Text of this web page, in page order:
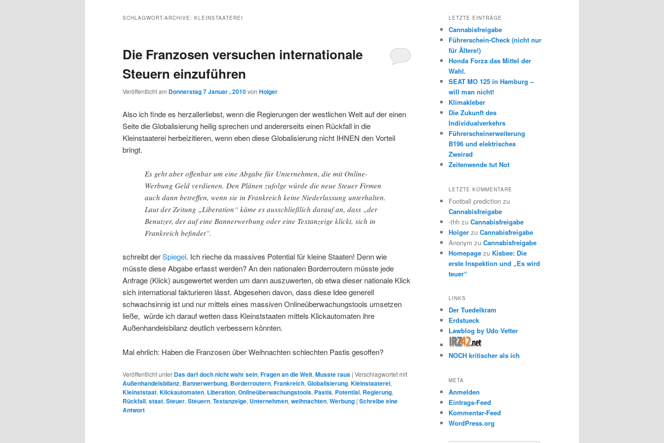
wechseln
SCHLAGWORT-ARCHIVE: KLEINSTAATEREI
Die Franzosen versuchen internationale
Steuern einzuführen
Veröffentlicht am Donnerstag 7 Januar , 2010von Holger
Also ich finde es herzallerliebst, wenn die Regierungen der westlichen Welt auf der einen
Seite die Globalisierung heilig sprechen und andererseits einen Rückfall in die
Kleinstaaterei herbeizitieren, wenn eben diese Globalisierung nicht IHNEN den Vorteil
bringt.
Es geht aber offenbar um eine Abgabe für Unternehmen, die mit Online-
Werbung Geld verdienen. Den Plänen zufolge würde die neue Steuer Firmen
auch dann betreffen, wenn sie in Frankreich keine Niederlassung unterhalten.
Laut der Zeitung „Liberation“ käme es ausschließlich darauf an, dass „der
Benutzer, der auf eine Bannerwerbung oder eine Textanzeige klickt, sich in
Frankreich befindet“.
schreibt derSpiegel. Ich rieche da massives Potential für kleine Staaten! Denn wie
müsste diese Abgabe erfasst werden? An den nationalen Borderroutern müsste jede
Anfrage (Klick) ausgewertet werden um dann auszuwerten, ob etwa dieser nationale Klick
sich international fakturieren lässt. Abgesehen davon, dass diese Idee generell
schwachsinnig ist und nur mittels eines massiven Onlineüberwachungstools umsetzen
ließe, würde ich darauf wetten dass Kleinststaaten mittels Klickautomaten ihre
Außenhandelsbilanz deutlich verbessern könnten.
Mal ehrlich: Haben die Franzosen über Weihnachten schlechten Pastis gesoffen?
Veröffentlicht unter Das darf doch nicht wahr sein, Fragen an die Welt, Musste raus | Verschlagwortet mit
Außenhandelsbilanz, Bannerwerbung, Borderroutern, Frankreich, Globalisierung, Kleinstaaterei,
Kleinststaat, Klickautomaten, Liberation, Onlineüberwachungstools, Pastis, Potential, Regierung,
Rückfall, staat, Steuer, Steuern, Textanzeige, Unternehmen, weihnachten, Werbung | Schreibe eine
Antwort
LETZTE EINTRÄGE
Cannabisfreigabe
Führerschein-Check (nicht nur
für Ältere!)
Honda Forza das Mittel der
Wahl.
SEAT MO 125 in Hamburg –
will man nicht!
Klimakleber
Die Zukunft des
Individualverkehrs
Führerscheinerweiterung
B196 und elektrisches
Zweirad
Zeitenwende tut Not
LETZTE KOMMENTARE
Football prediction zu
Cannabisfreigabe
-thh zu Cannabisfreigabe
Holger zu Cannabisfreigabe
Anonym zu Cannabisfreigabe
Homepage zu Kisbee: Die
erste Inspektion und „Es wird
teuer“
LINKS
Der Tuedelkram
Erdstueck
Lawblog by Udo Vetter
NOCH kritischer als ich
META
Anmelden
Eintrags-Feed
Kommentar-Feed
WordPress.org